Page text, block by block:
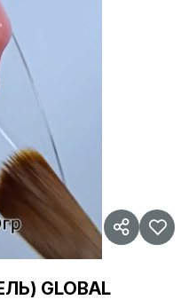
GLOBAL